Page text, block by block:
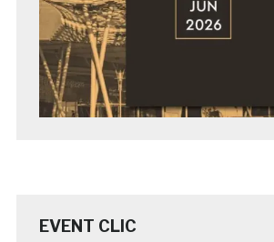
EVENT CLIC